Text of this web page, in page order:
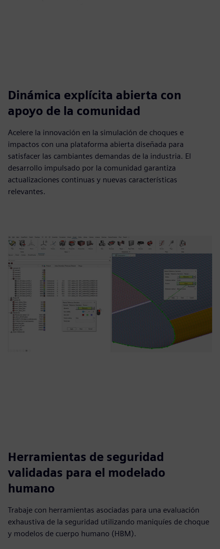
Dinámica explícita abierta con
apoyo de la comunidad
Acelere la innovación en la simulación de choques e
impactos con una plataforma abierta diseñada para
satisfacer las cambiantes demandas de la industria. El
desarrollo impulsado por la comunidad garantiza
actualizaciones continuas y nuevas características
relevantes.
Herramientas de seguridad
validadas para el modelado
humano
Trabaje con herramientas asociadas para una evaluación
exhaustiva de la seguridad utilizando maniquíes de choque
y modelos de cuerpo humano (HBM).